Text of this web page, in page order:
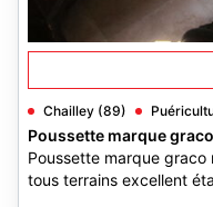
Chailley (89)
Poussette marque graco
Poussette marque
tous terrains excellent